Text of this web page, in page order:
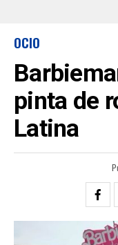
OCIO
pinta de
Latina